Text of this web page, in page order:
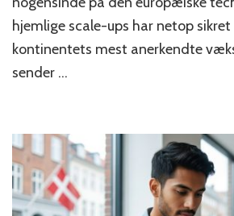
hjemlige scale-ups har netop
kontinentets mest anerkendte
sender …